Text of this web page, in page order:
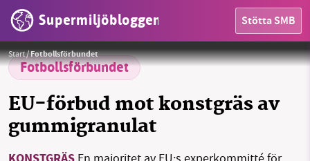
Supermiljöbloggen Stötta SMB
OMRÅDEN
MILJÖFAKTA
OM OSS
Start/Fotbollsförbundet
Fotbollsförbundet
EU-förbud mot konstgräs av
gummigranulat
Grönt är skönt – men förskönande grönmålning av konsumentprodukter är det inte, slår EU fast!Foto: